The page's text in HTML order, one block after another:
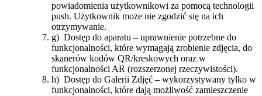
powiadomienia użytkownikowi za pomocą technologii
push. Użytkownik może nie zgodzić się na ich
otrzymywanie.
g) Dostęp do aparatu – uprawnienie potrzebne do
funkcjonalności, które wymagają zrobienie zdjęcia, do
skanerów kodów QR/kreskowych oraz w
funkcjonalności AR (r​ozszerzonej rzeczywistości​).
h) Dostęp do Galerii Zdjęć – wykorzystywany tylko w
funkcjonalności, które dają możliwość zamieszczenie